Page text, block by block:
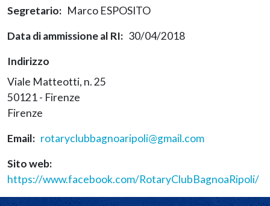
Segretario
Marco ESPOSITO
Data di ammissione al RI
30/04/2018
Indirizzo
Viale Matteotti, n. 25
50121 - Firenze
Firenze
Email
rotaryclubbagnoaripoli@gmail.com
Sito web
https://www.facebook.com/RotaryClubBagnoaRipoli/